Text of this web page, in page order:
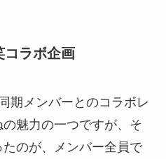
コラボ企画
期メンバーとのコラボレ
魅力の一つですが、そ
のが、メンバー全員で